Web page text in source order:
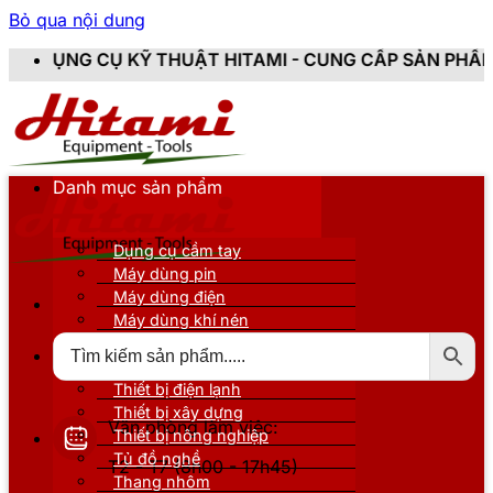
Bỏ qua nội dung
HITAMI - CUNG CẤP SẢN PHẨM CHÍNH HÃNG,
Văn phòng làm việc:
T2 - T7 (8h00 - 17h45)
Danh mục sản phẩm
Dụng cụ cầm tay
Máy dùng pin
Máy dùng điện
Máy dùng khí nén
Thiết bị nâng đỡ
Thiết bị điện lạnh
Thiết bị xây dựng
Thiết bị nông nghiệp
Tủ đồ nghề
Thang nhôm